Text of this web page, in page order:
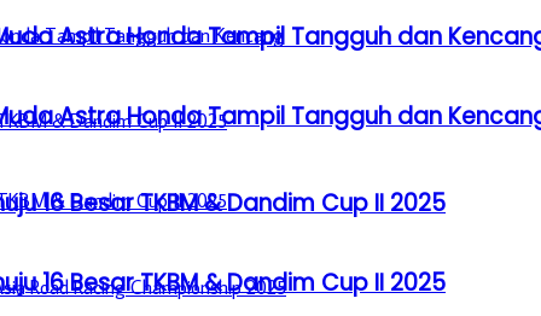
Astra Honda Tampil Tangguh dan
16 Besar TKBM & Dandim Cup II 2025
Astra Honda Tampil Tangguh dan
16 Besar TKBM & Dandim Cup II 2025